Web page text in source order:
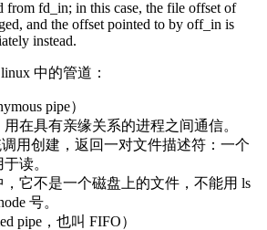
from fd_in; in this case, the file offset of
and the offset pointed to by off_in is
instead.
中的管道：
pipe）
在具有亲缘关系的进程之间通信。
用创建，返回一对文件描述符：一个
读。
，它不是一个磁盘上的文件，不能用 ls
号。
pipe，也叫 FIFO）